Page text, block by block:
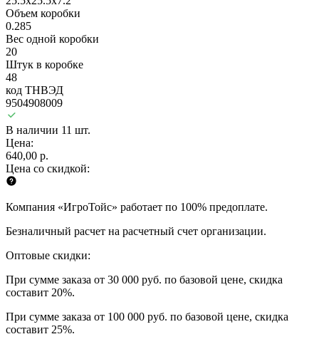
Объем коробки
0.285
Вес одной коробки
20
Штук в коробке
48
код ТНВЭД
9504908009
В наличии 11 шт.
Цена:
640,00 р.
Цена со скидкой:
Компания «ИгроТойс» работает по 100% предоплате.
Безналичный расчет на расчетный счет организации.
Оптовые скидки:
При сумме заказа от 30 000 руб. по базовой цене, скидка
составит 20%.
При сумме заказа от 100 000 руб. по базовой цене, скидка
составит 25%.